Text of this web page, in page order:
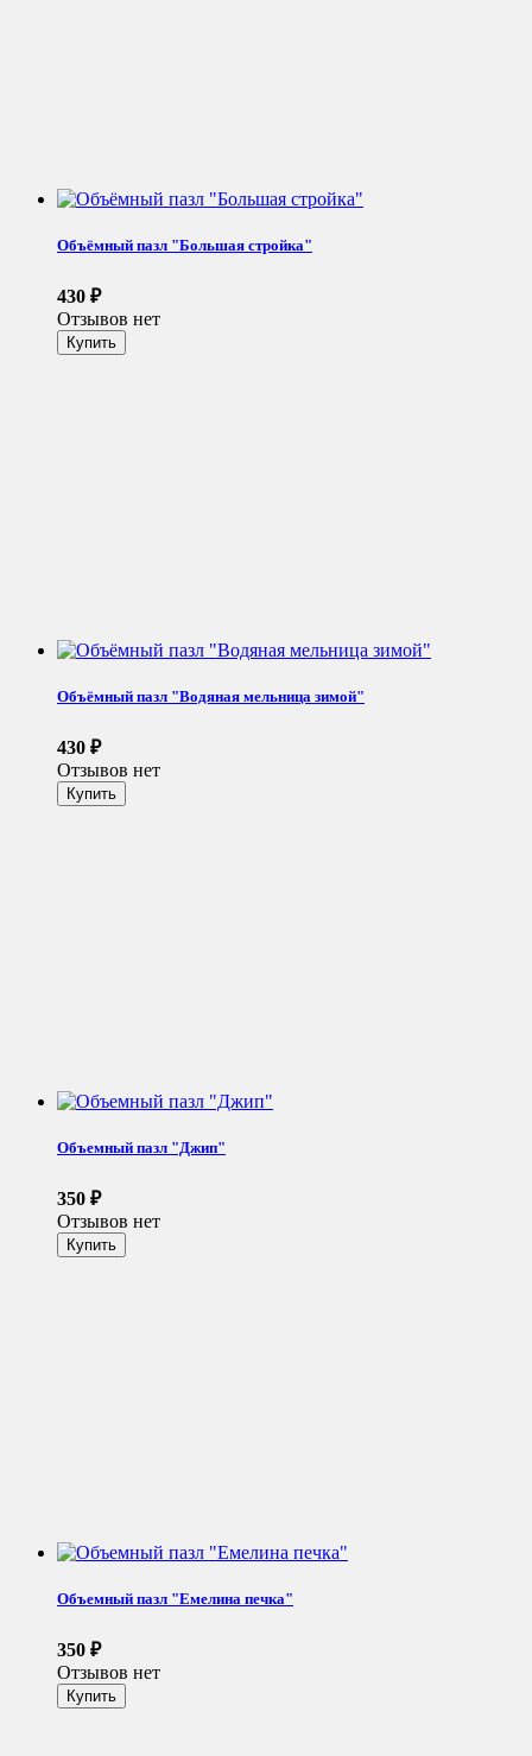
Объёмный пазл "Большая стройка"
430 ₽
Отзывов нет
Объёмный пазл "Водяная мельница зимой"
430 ₽
Отзывов нет
Объемный пазл "Джип"
350 ₽
Отзывов нет
Объемный пазл "Емелина печка"
350 ₽
Отзывов нет